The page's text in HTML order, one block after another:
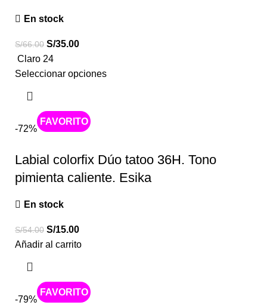
En stock
S/66.00 S/35.00
Claro 24
Seleccionar opciones
-72%
Caliente
Labial colorfix Dúo tatoo 36H. Tono
pimienta caliente. Esika
En stock
S/54.00 S/15.00
Añadir al carrito
-79%
Caliente